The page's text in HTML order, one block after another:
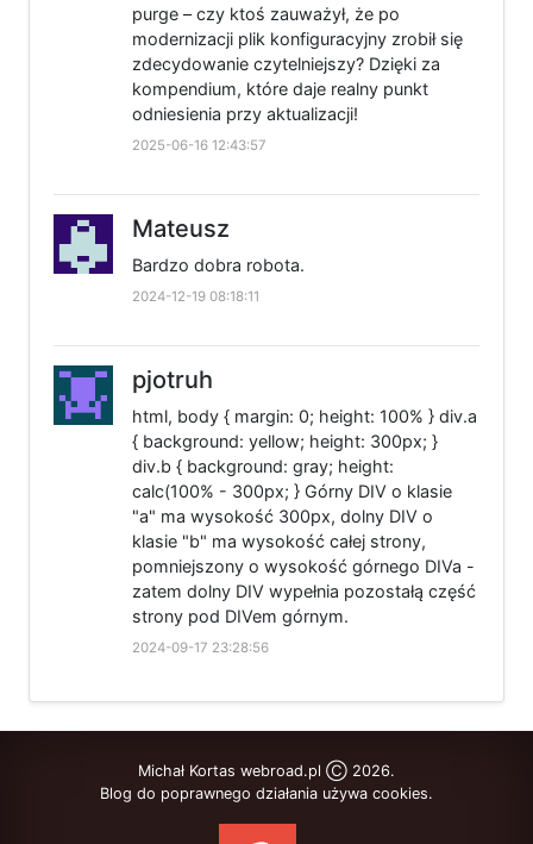
purge – czy ktoś zauważył, że po
modernizacji plik konfiguracyjny zrobił się
zdecydowanie czytelniejszy? Dzięki za
kompendium, które daje realny punkt
odniesienia przy aktualizacji!
2025-06-16 12:43:57
Mateusz
Bardzo dobra robota.
2024-12-19 08:18:11
pjotruh
html, body { margin: 0; height: 100% } div.a
{ background: yellow; height: 300px; }
div.b { background: gray; height:
calc(100% - 300px; } Górny DIV o klasie
"a" ma wysokość 300px, dolny DIV o
klasie "b" ma wysokość całej strony,
pomniejszony o wysokość górnego DIVa -
zatem dolny DIV wypełnia pozostałą część
strony pod DIVem górnym.
2024-09-17 23:28:56
Michał Kortas webroad.pl Ⓒ 2026.
Blog do poprawnego działania używa cookies.